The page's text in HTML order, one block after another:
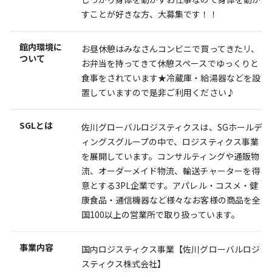
すことが好きな方、大募集です！！
館内環境に
ついて
お昼休憩はみなさんコンビニで買ってきたリ、
お弁当を持ってきて休憩スペースでゆっくりと
食事をされています★冷蔵庫・給湯器などを設
置していますので是非ご利用ください♪
SGLとは
佐川グローバルロジスティクスは、SGホールデ
ィングスグループの中で、ロジスティクス事業
を展開しています。コンサルティングや通販物
流、オーダーメイド物流、輸送チャーターを得
意とする3PL企業です。アパレル・コスメ・健
康食品・通信機器など様々なお客様の商品を全
国100以上の営業所で取り扱っています。
事業内容
国内ロジスティクス事業【佐川グローバルロジ
スティクス株式会社】